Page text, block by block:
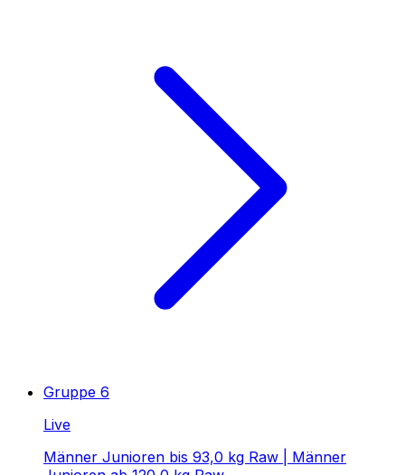
Gruppe 6
Live
Männer Junioren bis 93,0 kg Raw | Männer